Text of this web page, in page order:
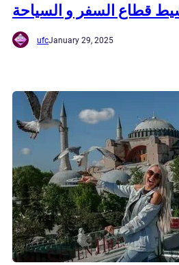
قطاع السفر و السياحة
ufcJanuary 29, 2025